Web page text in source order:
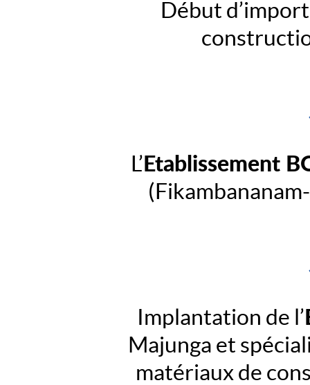
Début
L’Etablissement
Implantation de l’
Majunga et
matériaux de